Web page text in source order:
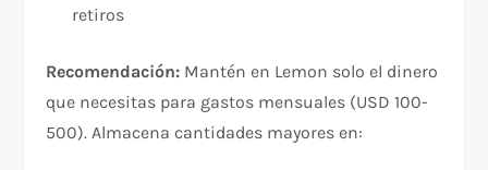
retiros​
Recomendación: Mantén en Lemon solo el dinero
que necesitas para gastos mensuales (USD 100-
500). Almacena cantidades mayores en: